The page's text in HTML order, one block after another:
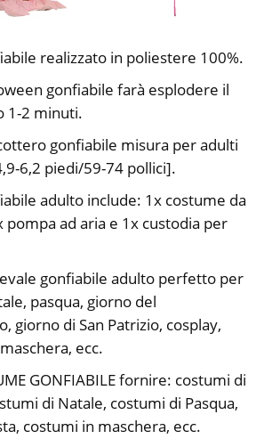
realizzato in poliestere 100%.
gonfiabile farà esplodere il
1-2 minuti.
gonfiabile misura per adulti
6,2 piedi/59-74 pollici].
adulto include: 1x costume da
ad aria e 1x custodia per
gonfiabile adulto perfetto per
pasqua, giorno del
giorno di San Patrizio, cosplay,
ecc.
GONFIABILE fornire: costumi di
di Natale, costumi di Pasqua,
costumi in maschera, ecc.